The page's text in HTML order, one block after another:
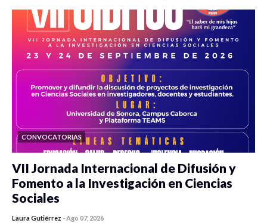
CONVOCATORIAS
VII Jornada Internacional de Difusión y
Fomento a la Investigación en Ciencias
Sociales
Laura Gutiérrez -Ago 07, 2026